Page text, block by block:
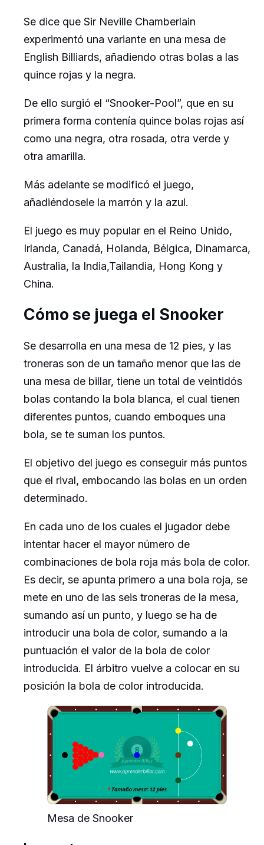
Se dice que Sir Neville Chamberlain
experimentó una variante en una mesa de
English Billiards, añadiendo otras bolas a las
quince rojas y la negra.
De ello surgió el “Snooker-Pool”, que en su
primera forma contenía quince bolas rojas así
como una negra, otra rosada, otra verde y
otra amarilla.
Más adelante se modificó el juego,
añadiéndosele la marrón y la azul.
​El juego es muy popular en el Reino Unido,
Irlanda, Canadá, Holanda, Bélgica, Dinamarca,
Australia, la India,Tailandia, Hong Kong y
China.
Cómo se juega el Snooker
Se desarrolla en una mesa de 12 pies, y las
troneras son de un tamaño menor que las de
una mesa de billar, tiene un total de veintidós
bolas contando la bola blanca, el cual tienen
diferentes puntos, cuando emboques una
bola, se te suman los puntos.
El objetivo del juego es conseguir más puntos
que el rival, embocando las bolas en un orden
determinado.
En cada uno de los cuales el jugador debe
intentar hacer el mayor número de
combinaciones de bola roja más bola de color.
Es decir, se apunta primero a una bola roja, se
mete en uno de las seis troneras de la mesa,
sumando así un punto, y luego se ha de
introducir una bola de color, sumando a la
puntuación el valor de la bola de color
introducida. El árbitro vuelve a colocar en su
posición la bola de color introducida.
Mesa de Snooker